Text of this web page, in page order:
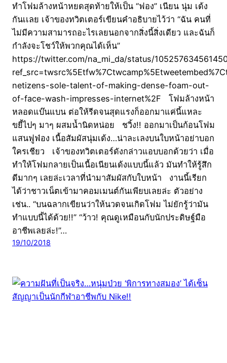
ทำโฟมล้างหน้าหยดสุดท้ายให้เป็น “ฟอง” เนียน นุ่ม เด้ง
กันเเลย เจ้าของทวิตเตอร์เขียนคำอธิบายไว้ว่า “ฉัน คนที่
ไม่มีความสามารถอะไรเลยนอกจากสิ่งนี้สิ่งเดียว และฉันก็
กำลังจะโชว์ให้พวกคุณได้เห็น”
https://twitter.com/na_mi_da/status/
netizens-sole-talent-of-making-dense-foam-out-
of-face-wash-impresses-internet%2F โฟมล้างหน้า
หลอดแบ๊นแบน ต่อให้รีดจนสุดแรงก็ออกมาแค่นี้แหละ
ขยี้ไปๆ มาๆ ผสมน้ำนิดหน่อย ชวิ้ง!! ออกมาเป็นก้อนโฟม
แสนฟูฟ่อง เนื้อสัมผัสนุ่มเด้ง…น่าละเลงบนใบหน้าอย่าบอก
ใครเชียว เจ้าของทวิตเตอร์ดังกล่าวแอบบอกด้วยว่า เมื่อ
ทำให้โฟมกลายเป็นเนื้อเนียนเด้งแบบนี้แล้ว มันทำให้รู้สึก
ดีมากๆ เลยล่ะเวลาที่นำมาสัมผัสกับใบหน้า งานนี้เรียก
ได้ว่าชาวเน็ตเข้ามาคอมเมนต์กันเพียบเลยล่ะ ตัวอย่าง
เช่น.. “บนฉลากเขียนว่าให้นวดจนเกิดโฟม ไม่ยักรู้ว่ามัน
ทำแบบนี้ได้ด้วย!!” “ว้าว! คุณดูเหมือนกับนักประดิษฐ์มือ
อาชีพเลยล่ะ!”…
19/10/2018